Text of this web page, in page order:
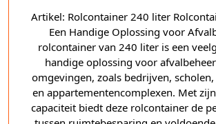
Artikel: Rolcontainer 240 liter
Een Handige Oplossing voor
rolcontainer van 240 liter is een
handige oplossing voor
omgevingen, zoals bedrijven,
en appartementencomplexen. Met
capaciteit biedt deze rolcontainer de